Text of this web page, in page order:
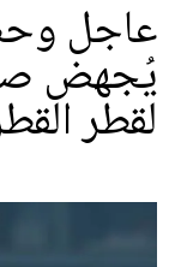
عاجل
يُجهض
لقطر